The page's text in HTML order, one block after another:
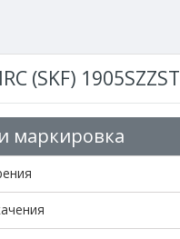
(SKF) 1905SZZST
маркировка